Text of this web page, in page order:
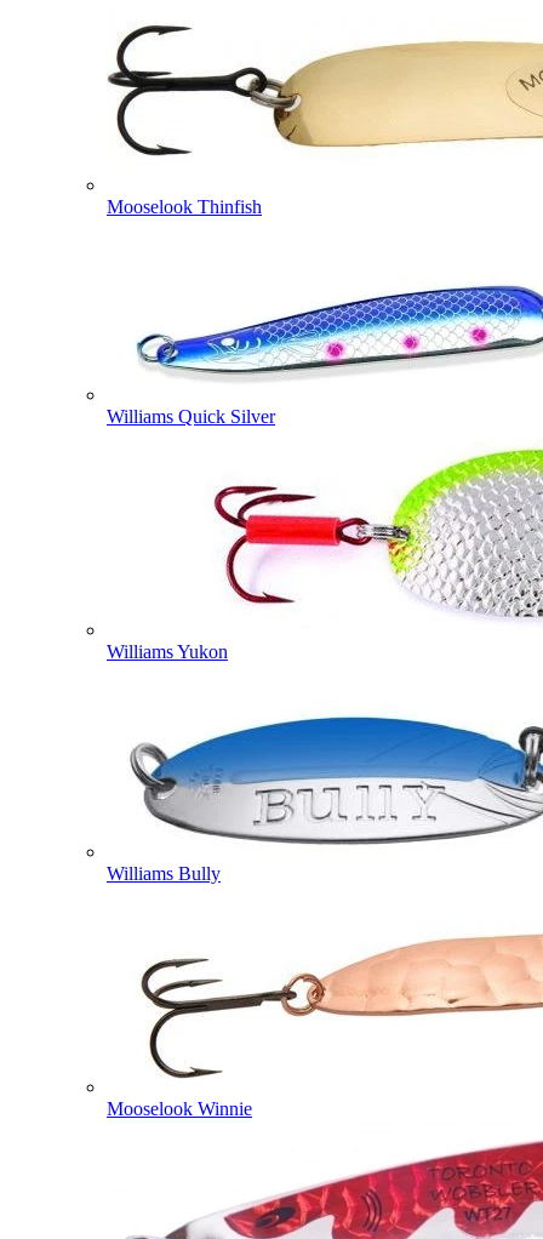
Mooselook Thinfish
Williams Quick Silver
Williams Yukon
Williams Bully
Mooselook Winnie